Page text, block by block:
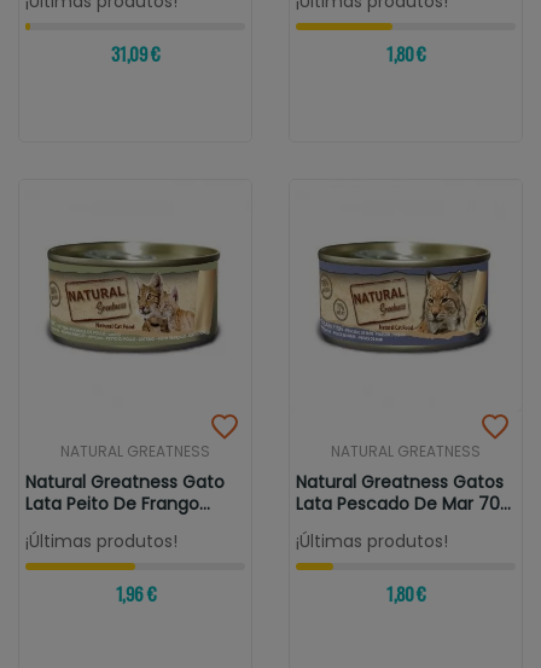
31,09 € 1,80 €
NATURAL GREATNESS
Natural Greatness Gato
Lata Peito De Frango
Para...
¡Últimas produtos!
1,96 €
NATURAL GREATNESS
Natural Greatness Gatos
Lata Pescado De Mar 70
Gr
¡Últimas produtos!
1,80 €